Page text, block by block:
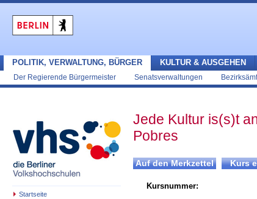
POLITIK, VERWALTUNG, BÜRGER
Der Regierende Bürgermeister Senatsverwaltungen
KULTUR & AUSGEHEN
Startseite
Jede Kultur is(s)t
Pobres
Kursnummer: